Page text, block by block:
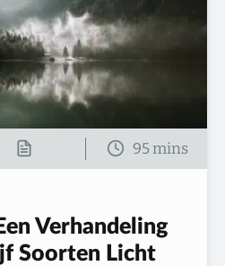
Verhandeling
Soorten Licht